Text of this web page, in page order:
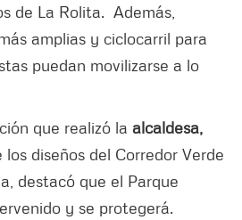
de La Rolita. Además,
amplias y ciclocarril para
puedan movilizarse a lo
que realizó la alcaldesa,
los diseños del Corredor Verde
destacó que el Parque
y se protegerá.